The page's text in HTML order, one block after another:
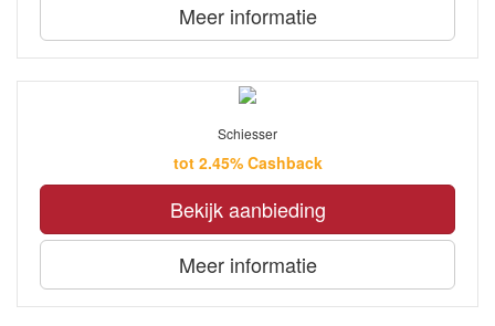
Meer informatie
Schiesser
tot 2.45% Cashback
Bekijk aanbieding
Meer informatie